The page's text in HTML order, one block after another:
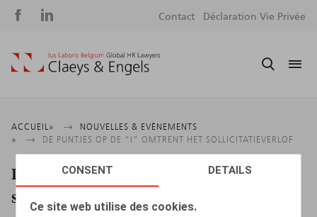
CONSENT DETAILS
Ce site web utilise des cookies.
Social
Contact Déclaration Vie Privée
Fil
d'Ariane
ACCUEIL
NOUVELLES & EVÈNEMENTS
DE PUNTJES OP DE “I” OMTRENT HET SOLLICITATIEVERLOF
De puntjes op de “i” omtrent het
sollicitatieverlof